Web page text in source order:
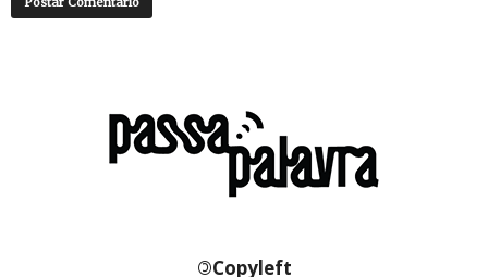
©Copyleft